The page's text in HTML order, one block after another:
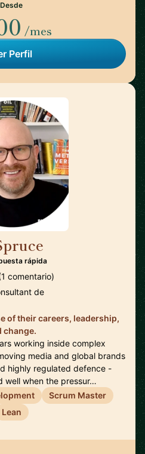
Desde
/mes
Perfil
rápida
comentario)
de
of their careers, leadership,
change.
working inside complex
media and global brands
highly regulated defence -
well when the pressur…
Scrum Master
Lean